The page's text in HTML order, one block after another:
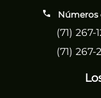
Números
(71) 267-
(71) 267-